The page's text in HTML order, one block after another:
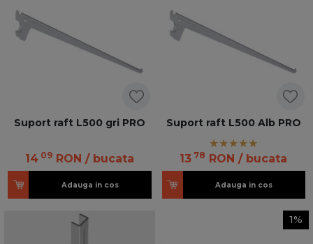
Suport raft L500 gri PRO
14 09 RON / bucata
Adauga in cos
Suport raft L500 Alb PRO
13 78 RON / bucata
Adauga in cos
1%